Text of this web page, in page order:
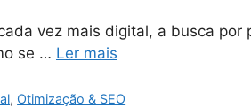
vez mais digital, a busca
se … Ler mais
, Otimização & SEO